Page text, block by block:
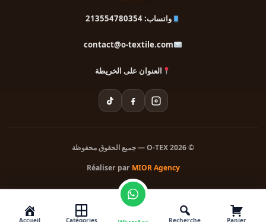
واتساب: 213554780354
contact@o-textile.com
العنوان على الخريطة
© 2026 O-TEX — جميع الحقوق محفوظة
Réaliser par MIOR Agency
Accueil Catégories Recherche Panier